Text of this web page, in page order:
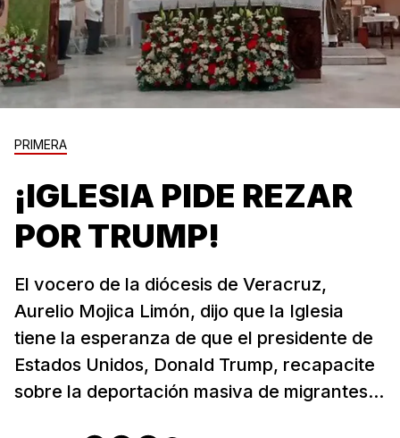
PRIMERA
¡IGLESIA PIDE REZAR
POR TRUMP!
El vocero de la diócesis de Veracruz,
Aurelio Mojica Limón, dijo que la Iglesia
tiene la esperanza de que el presidente de
Estados Unidos, Donald Trump, recapacite
sobre la deportación masiva de migrantes...